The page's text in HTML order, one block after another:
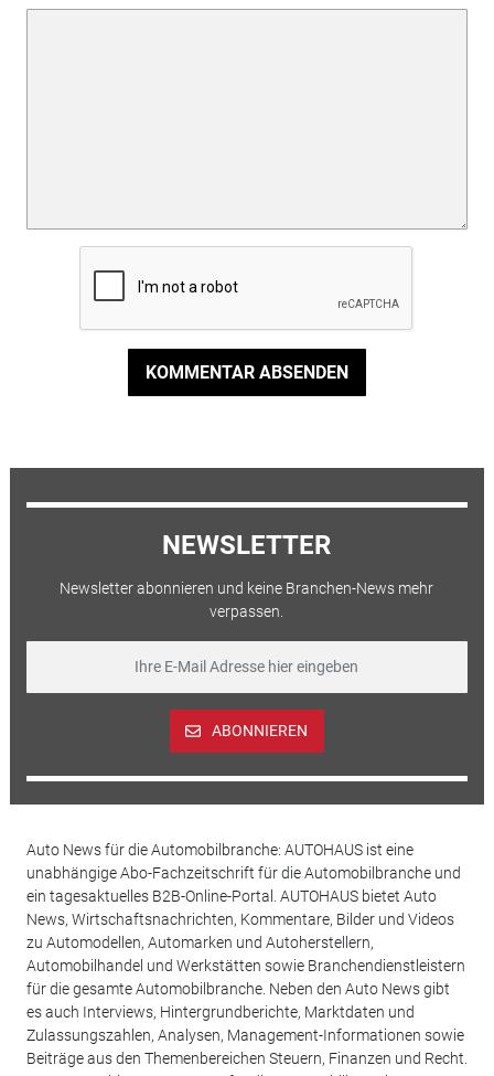
KOMMENTAR ABSENDEN
NEWSLETTER
Newsletter abonnieren und keine Branchen-News mehr
verpassen.
ABONNIEREN
Auto News für die Automobilbranche: AUTOHAUS ist eine
unabhängige Abo-Fachzeitschrift für die Automobilbranche und
ein tagesaktuelles B2B-Online-Portal. AUTOHAUS bietet Auto
News, Wirtschaftsnachrichten, Kommentare, Bilder und Videos
zu Automodellen, Automarken und Autoherstellern,
Automobilhandel und Werkstätten sowie Branchendienstleistern
für die gesamte Automobilbranche. Neben den Auto News gibt
es auch Interviews, Hintergrundberichte, Marktdaten und
Zulassungszahlen, Analysen, Management-Informationen sowie
Beiträge aus den Themenbereichen Steuern, Finanzen und Recht.